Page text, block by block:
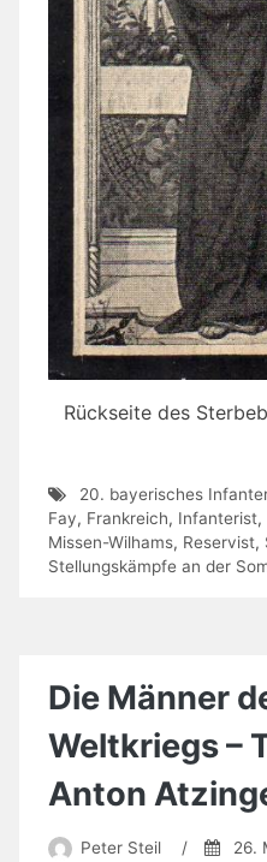
Rückseite des
20. bayerisches
Fay, Frankreich, Infanterist,
Missen-Wilhams, Reservist,
Stellungskämpfe an der
Die Männer
Weltkriegs –
Anton
Peter Steil / 26.